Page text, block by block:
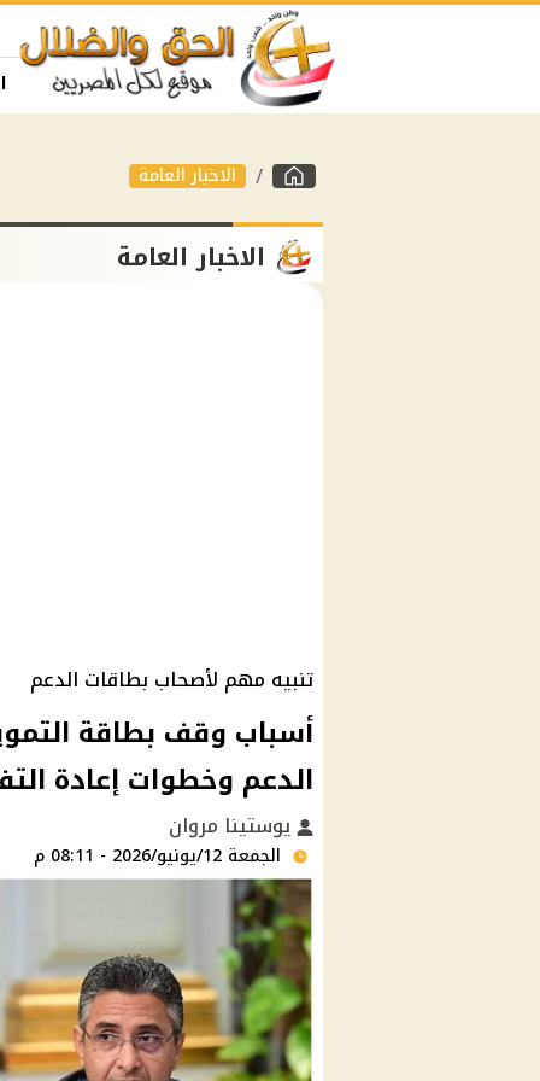
الاخبار العامة
الاخبار العامة
تنبيه مهم لأصحاب بطاقات الدعم
أسباب وقف بطاقة
الدعم وخطوات إعادة
يوستينا مروان
الجمعة 12/يونيو/2026 - 08:11 م